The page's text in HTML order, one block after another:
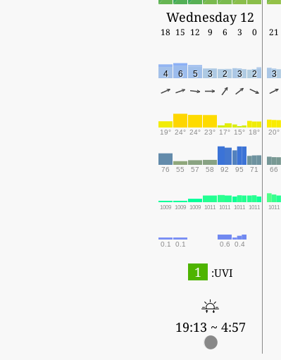
Wednesday 12
21
0
3
6
9
12
15
18
3
2
3
2
3
5
6
4
20°
18°
15°
17°
23°
24°
24°
19°
66
71
95
92
58
57
55
76
1011
1011
1011
1011
1011
1009
1009
1009
0.4
0.6
0.1
0.1
UVI:
1
4:57 ~ 19:13